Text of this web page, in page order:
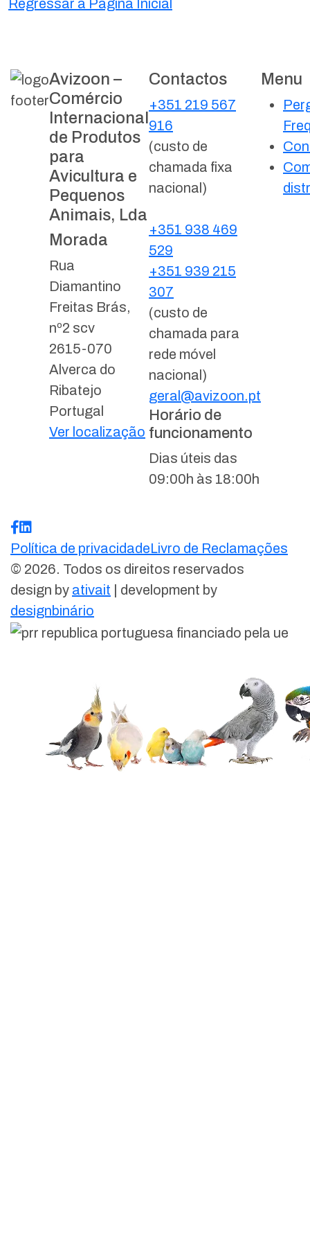
Regressar à Página Inicial
Avizoon –
Comércio
Internacional
de Produtos
para
Avicultura e
Pequenos
Animais, Lda
Morada
Rua
Diamantino
Freitas Brás,
nº2 scv
2615-070
Alverca do
Ribatejo
Portugal
Ver localização
Contactos
+351 219 567
916
(custo de
chamada fixa
nacional)
+351 938 469
529
+351 939 215
307
(custo de
chamada para
rede móvel
nacional)
geral@avizoon.pt
Horário de
funcionamento
Dias úteis das
09:00h às 18:00h
Menu
Política de privacidadeLivro de Reclamações
© 2026. Todos os direitos reservados
design by ativait | development by
designbinário